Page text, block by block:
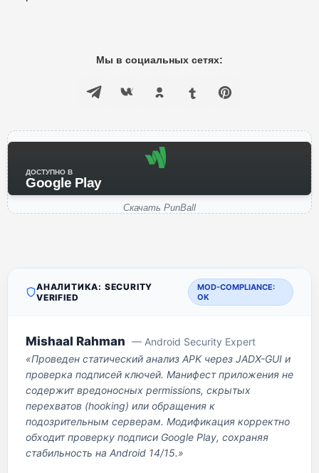
Мы в социальных сетях:
ДОСТУПНО В
Google Play
Скачать PunBall
АНАЛИТИКА: SECURITY
VERIFIED
MOD-COMPLIANCE:
OK
Mishaal Rahman — Android Security Expert
«Проведен статический анализ APK через JADX-GUI и
проверка подписей ключей. Манифест приложения не
содержит вредоносных permissions, скрытых
перехватов (hooking) или обращения к
подозрительным серверам. Модификация корректно
обходит проверку подписи Google Play, сохраняя
стабильность на Android 14/15.»